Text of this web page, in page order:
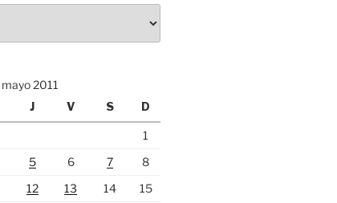
mayo 2011
J V S D
1
5 6 7
8
12 13 14 15